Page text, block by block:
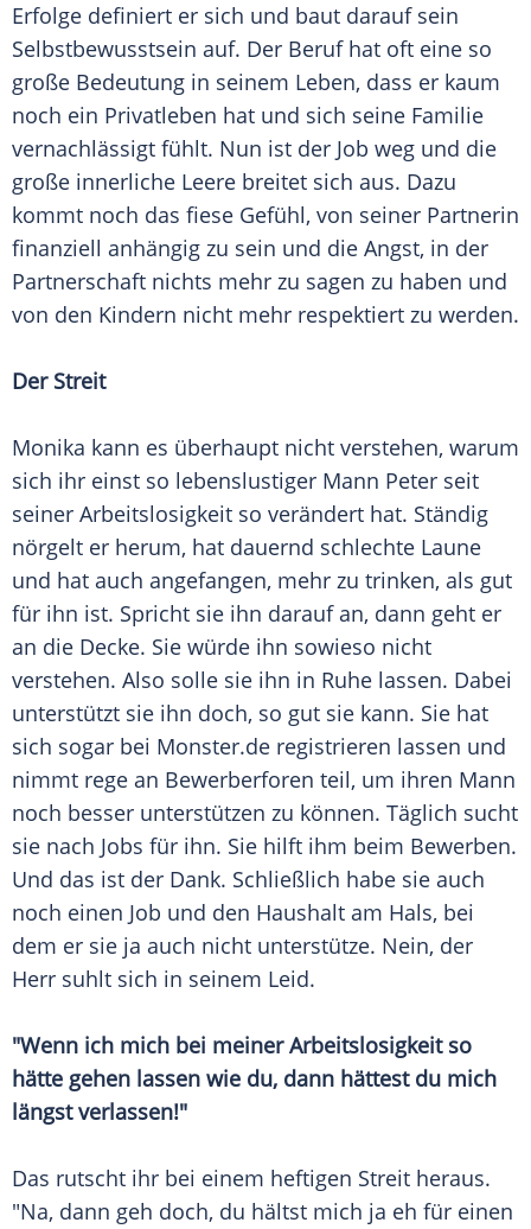
Erfolge definiert er sich und baut darauf sein
Selbstbewusstsein auf. Der Beruf hat oft eine so
große Bedeutung in seinem Leben, dass er kaum
noch ein Privatleben hat und sich seine Familie
vernachlässigt fühlt. Nun ist der Job weg und die
große innerliche Leere breitet sich aus. Dazu
kommt noch das fiese Gefühl, von seiner Partnerin
finanziell anhängig zu sein und die Angst, in der
Partnerschaft nichts mehr zu sagen zu haben und
von den Kindern nicht mehr respektiert zu werden.
Der Streit
Monika kann es überhaupt nicht verstehen, warum
sich ihr einst so lebenslustiger Mann Peter seit
seiner Arbeitslosigkeit so verändert hat. Ständig
nörgelt er herum, hat dauernd schlechte Laune
und hat auch angefangen, mehr zu trinken, als gut
für ihn ist. Spricht sie ihn darauf an, dann geht er
an die Decke. Sie würde ihn sowieso nicht
verstehen. Also solle sie ihn in Ruhe lassen. Dabei
unterstützt sie ihn doch, so gut sie kann. Sie hat
sich sogar bei Monster.de registrieren lassen und
nimmt rege an Bewerberforen teil, um ihren Mann
noch besser unterstützen zu können. Täglich sucht
sie nach Jobs für ihn. Sie hilft ihm beim Bewerben.
Und das ist der Dank. Schließlich habe sie auch
noch einen Job und den Haushalt am Hals, bei
dem er sie ja auch nicht unterstütze. Nein, der
Herr suhlt sich in seinem Leid.
"Wenn ich mich bei meinerArbeitslosigkeitso
hätte gehen lassen wie du, dann hättest du mich
längst verlassen!"
Das rutscht ihr bei einem heftigen Streit heraus.
"Na, dann geh doch, du hältst mich ja eh für einen